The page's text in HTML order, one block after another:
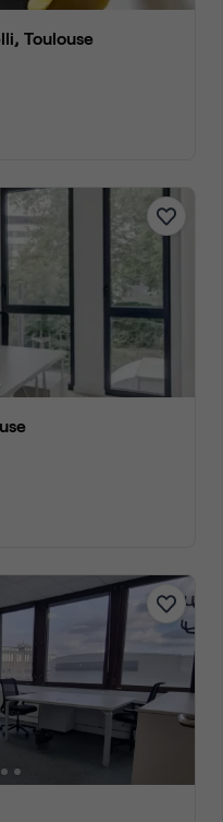
Toulouse